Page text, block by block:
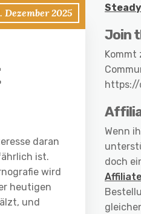
Dezember 2025
daran
ist.
wird
heutigen
und
Join
Kommt
https://
Wenn
doch